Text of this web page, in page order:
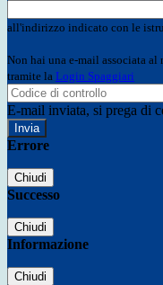
all'indirizzo indicato con le
Non hai una e-mail associata al
tramite la Login Spaggiari
E-mail inviata, si prega di
Errore
Chiudi
Successo
Chiudi
Informazione
Chiudi